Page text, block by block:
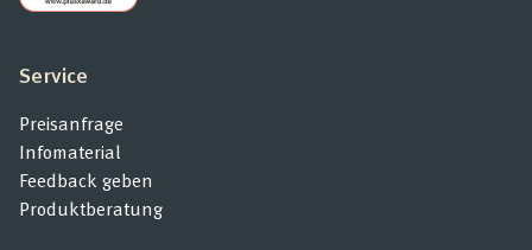
Service
Preisanfrage
Infomaterial
Feedback geben
Produktberatung